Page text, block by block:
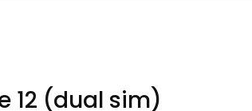
12 (dual sim)